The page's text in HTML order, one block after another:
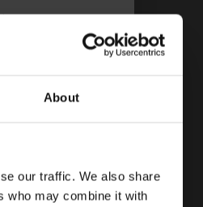
About
our traffic. We also share
who may combine it with